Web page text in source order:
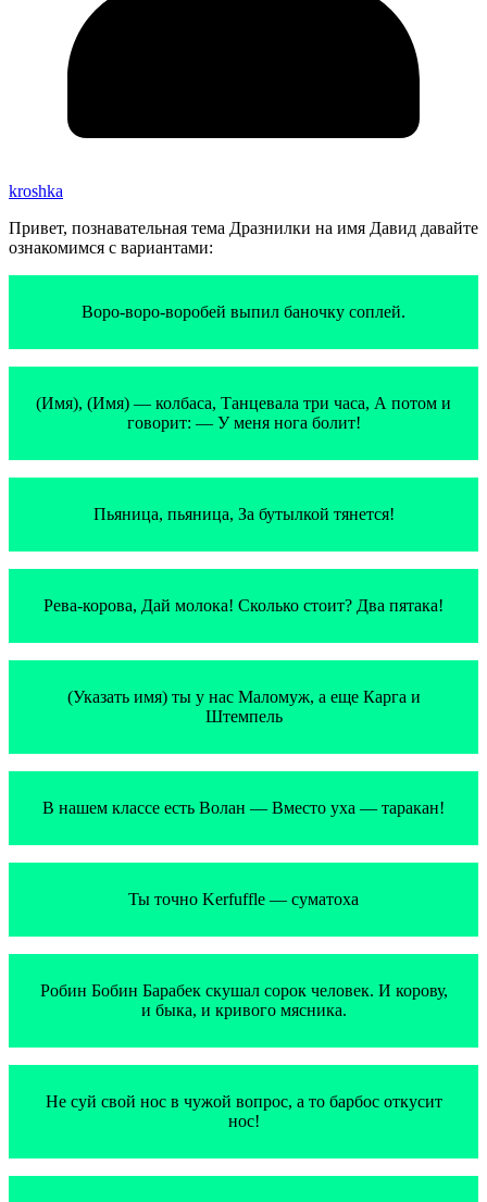
kroshka
Привет, познавательная тема Дразнилки на имя Давид давайте
ознакомимся с вариантами:
Воро-воро-воробей выпил баночку соплей.
(Имя), (Имя) — колбаса, Танцевала три часа, А потом и
говорит: — У меня нога болит!
Пьяница, пьяница, За бутылкой тянется!
Рева-корова, Дай молока! Сколько стоит? Два пятака!
(Указать имя) ты у нас Маломуж, а еще Карга и
Штемпель
В нашем классе есть Волан — Вместо уха — таракан!
Ты точно Kerfuffle — суматоха
Робин Бобин Барабек скушал сорок человек. И корову,
и быка, и кривого мясника.
Не суй свой нос в чужой вопрос, а то барбос откусит
нос!